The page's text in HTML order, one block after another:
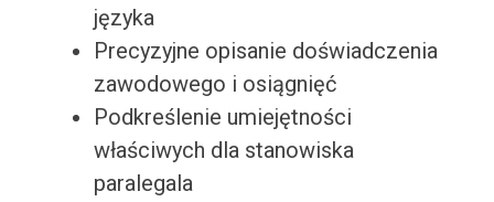
języka
Precyzyjne opisanie doświadczenia
zawodowego i osiągnięć
Podkreślenie umiejętności
właściwych dla stanowiska
paralegala